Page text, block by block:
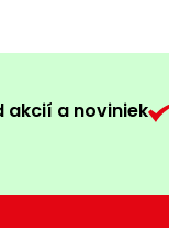
akcií a noviniek